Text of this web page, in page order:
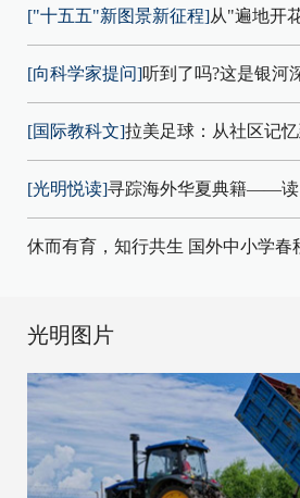
["十五五"新图景新征程]从"遍地开
[向科学家提问]听到了吗?这是银河
[国际教科文]拉美足球：从社区记
[光明悦读]寻踪海外华夏典籍——读
休而有育，知行共生 国外中小学春
光明图片